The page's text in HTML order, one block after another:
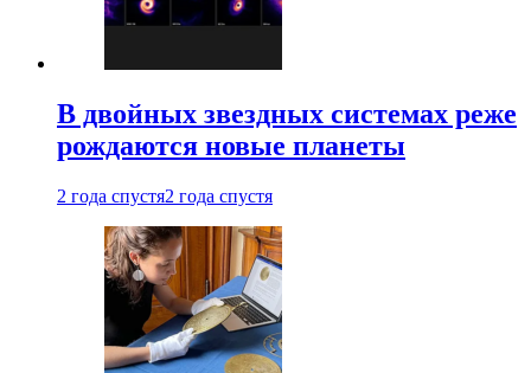
В двойных звездных системах реже
рождаются новые планеты
2 года спустя2 года спустя